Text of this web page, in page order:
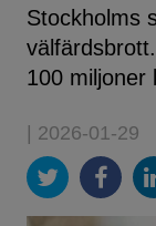
Stockholms
100 miljoner
| 2026-01-29